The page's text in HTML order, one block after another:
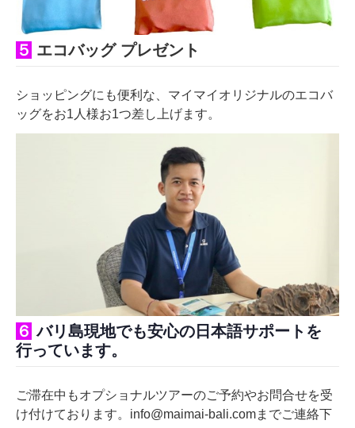
５ エコバッグ プレゼント
ショッピングにも便利な、マイマイオリジナルのエコバ
ッグをお1人様お1つ差し上げます。
６ バリ島現地でも安心の日本語サポートを
行っています。
ご滞在中もオプショナルツアーのご予約やお問合せを受
け付けております。info@maimai-bali.comまでご連絡下